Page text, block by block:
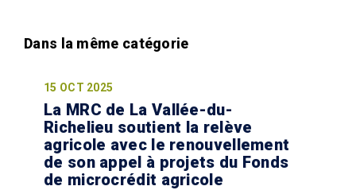
15 OCT 2025
La MRC de La Vallée-du-
Richelieu soutient la relève
agricole avec le renouvellement
de son appel à projets du Fonds
de microcrédit agricole